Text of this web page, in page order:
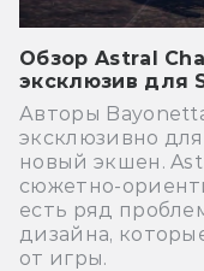
Обзор Astral
эксклюзив для
Авторы
эксклюзивно
новый экшен.
сюжетно-
есть ряд
дизайна,
от игры.